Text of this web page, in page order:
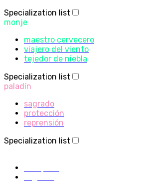
Specialization list
monje
maestro cervecero
viajero del viento
tejedor de niebla
Specialization list
paladín
sagrado
protección
reprensión
Specialization list